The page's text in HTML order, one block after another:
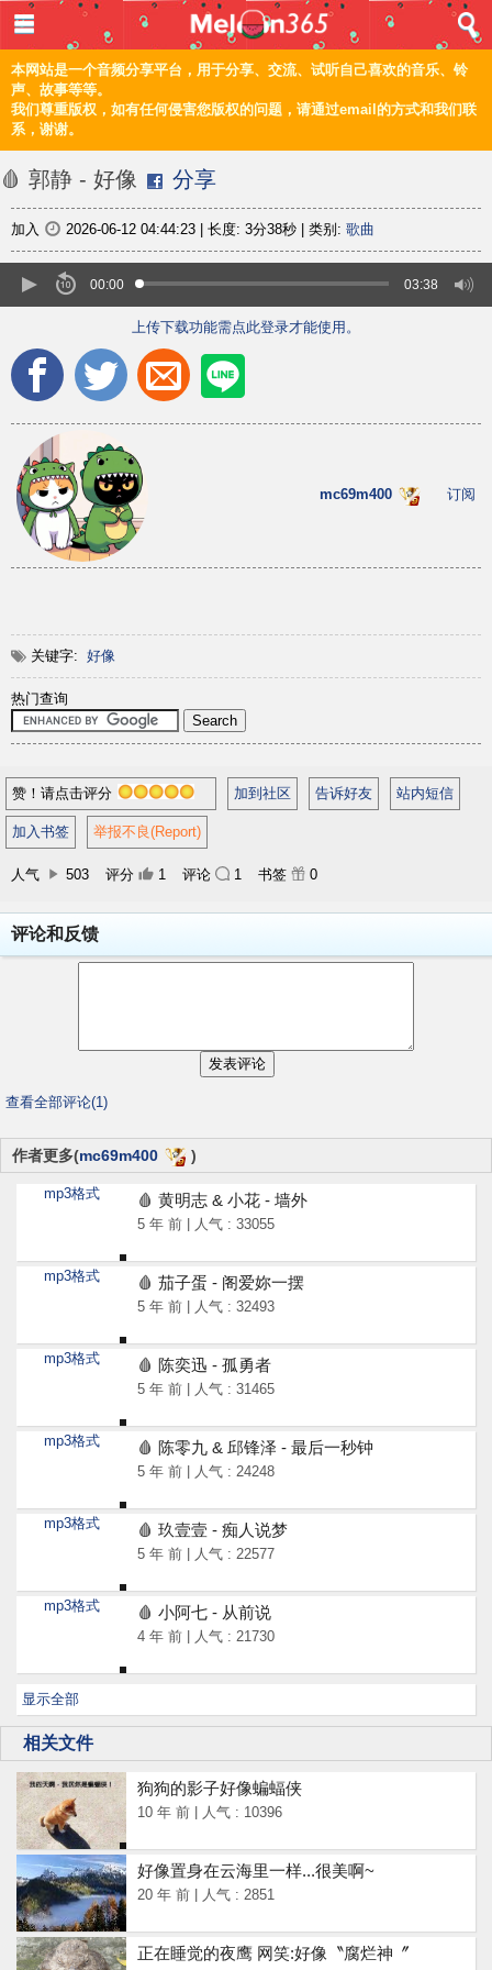
本网站是一个音频分享平台，用于分享、交流、试听自己喜欢的音乐、铃
声、故事等等。
我们尊重版权，如有任何侵害您版权的问题，请通过email的方式和我们联
系，谢谢。
🩸 郭静 - 好像 分享
加入 2026-06-12 04:44:23 长度: 3分38秒 类别: 歌曲
00:00 03:38
上传下载功能需点此登录才能使用。
mc69m400 订阅
关键字: 好像
热门查询
赞！请点击评分 加到社区 告诉好友 站内短信
加入书签 举报不良(Report)
人气 503 评分 1 评论 1 书签 0
评论和反馈
查看全部评论(1)
作者更多(mc69m400 )
mp3格式 🩸 黄明志 & 小花 - 墙外
5 年 前 | 人气 : 33055
mp3格式 🩸 茄子蛋 - 阁爱妳一摆
5 年 前 | 人气 : 32493
mp3格式 🩸 陈奕迅 - 孤勇者
5 年 前 | 人气 : 31465
mp3格式 🩸 陈零九 & 邱锋泽 - 最后一秒钟
5 年 前 | 人气 : 24248
mp3格式 🩸 玖壹壹 - 痴人说梦
5 年 前 | 人气 : 22577
mp3格式 🩸 小阿七 - 从前说
4 年 前 | 人气 : 21730
显示全部
相关文件
狗狗的影子好像蝙蝠侠
10 年 前 | 人气 : 10396
好像置身在云海里一样...很美啊~
20 年 前 | 人气 : 2851
正在睡觉的夜鹰 网笑:好像〝腐烂神〞
登入 / 注册
首页
音乐
频道
编辑
正體
©2021 甜瓜365 Melon365 Melon365.com